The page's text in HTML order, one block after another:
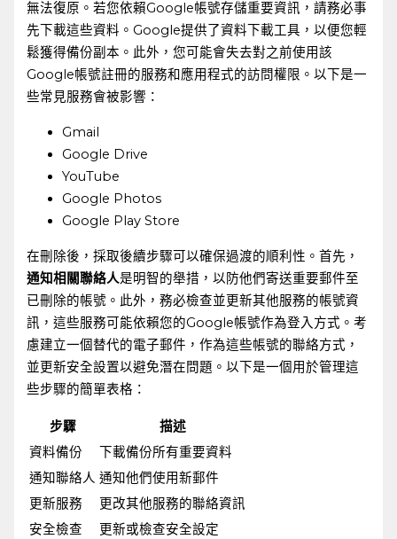
無法復原。若您依賴Google帳號存儲重要資訊，請務必事
先下載這些資料。Google提供了資料下載工具，以便您輕
鬆獲得備份副本。此外，您可能會失去對之前使用該
Google帳號註冊的服務和應用程式的訪問權限。以下是一
些常見服務會被影響：
Gmail
Google Drive
YouTube
Google Photos
Google Play Store
在刪除後，採取後續步驟可以確保過渡的順利性。首先，
通知相關聯絡人是明智的舉措，以防他們寄送重要郵件至
已刪除的帳號。此外，務必檢查並更新其他服務的帳號資
訊，這些服務可能依賴您的Google帳號作為登入方式。考
慮建立一個替代的電子郵件，作為這些帳號的聯絡方式，
並更新安全設置以避免潛在問題。以下是一個用於管理這
些步驟的簡單表格：
步驟
描述
資料備份
下載備份所有重要資料
通知聯絡人 通知他們使用新郵件
更新服務
更改其他服務的聯絡資訊
安全檢查
更新或檢查安全設定